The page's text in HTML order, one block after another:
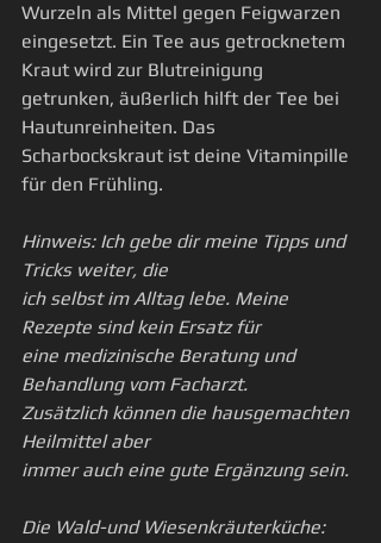
Wurzeln als Mittel gegen Feigwarzen
eingesetzt. Ein Tee aus getrocknetem
Kraut wird zur Blutreinigung
getrunken, äußerlich hilft der Tee bei
Hautunreinheiten. Das
Scharbockskraut ist deine Vitaminpille
für den Frühling.
Hinweis: Ich gebe dir meine Tipps und
Tricks weiter, die
ich selbst im Alltag lebe. Meine
Rezepte sind kein Ersatz für
eine medizinische Beratung und
Behandlung vom Facharzt.
Zusätzlich können die hausgemachten
Heilmittel aber
immer auch eine gute Ergänzung sein.
Die Wald-und Wiesenkräuterküche: